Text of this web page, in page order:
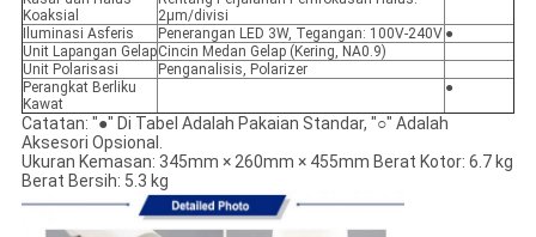
Koaksial
2µm/divisi
Iluminasi Asferis Penerangan LED 3W, Tegangan: 100V-240V ●
Unit Lapangan GelapCincin Medan Gelap (Kering, NA0.9)
Unit Polarisasi
Penganalisis, Polarizer
Perangkat Berliku
Kawat
●
Catatan: "●" Di Tabel Adalah Pakaian Standar, "○" Adalah
Aksesori Opsional.
Ukuran Kemasan: 345mm × 260mm × 455mm Berat Kotor: 6.7 kg
Berat Bersih: 5.3 kg